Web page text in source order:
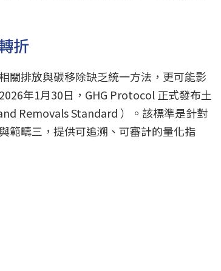
折
關排放與碳移除缺乏統一方法，更可能影
年1月30日，GHG Protocol 正式發布土
Removals Standard ）。該標準是針對
範疇三，提供可追溯、可審計的量化指